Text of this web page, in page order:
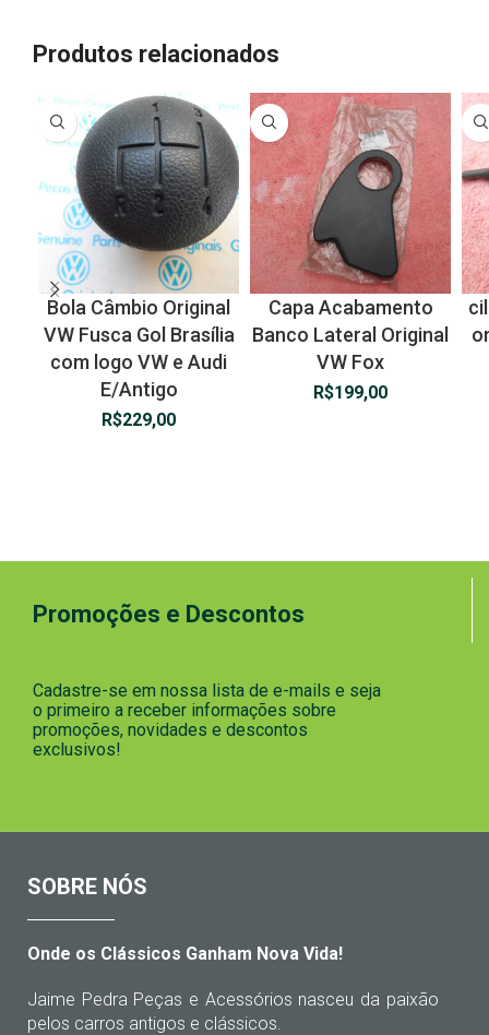
Produtos relacionados
Bola Câmbio Original
VW Fusca Gol Brasília
com logo VW e Audi
E/Antigo
R$229,00
Capa Acabamento
Banco Lateral Original
VW Fox
R$199,00
Promoções e Descontos
Cadastre-se em nossa lista de e-mails e seja
o primeiro a receber informações sobre
promoções, novidades e descontos
exclusivos!
SOBRE NÓS
Onde os Clássicos Ganham Nova Vida!
Jaime Pedra Peças e Acessórios nasceu da paixão
pelos carros antigos e clássicos.